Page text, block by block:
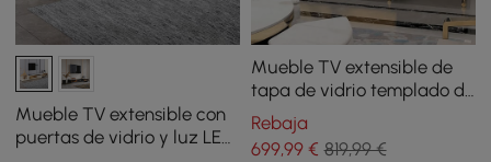
Mueble TV extensible con
puertas de vidrio y luz LED
Mueble TV extensible de
tapa de vidrio templado de
150 cm a 280 cm
Rebaja
699,99€ 819,99 €